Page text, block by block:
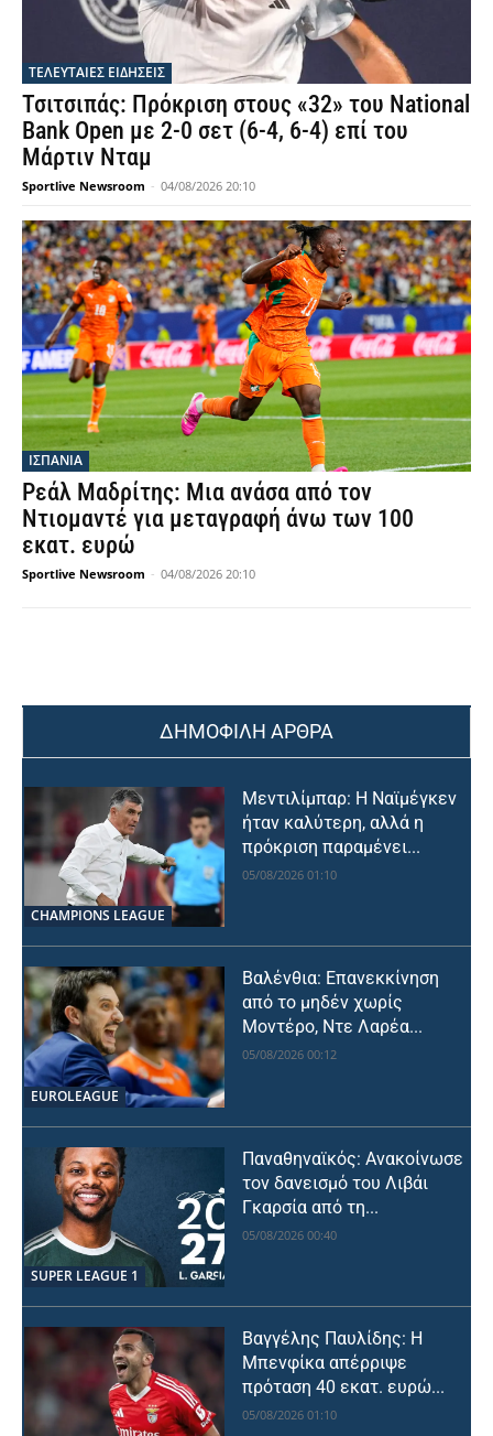
ΤΕΛΕΥΤΑΙΕΣ ΕΙΔΗΣΕΙΣ
Τσιτσιπάς: Πρόκριση στους «32» του National
Bank Open με 2-0 σετ (6-4, 6-4) επί του
Μάρτιν Νταμ
Sportlive Newsroom - 04/08/2026 20:10
ΙΣΠΑΝΙΑ
Ρεάλ Μαδρίτης: Μια ανάσα από τον
Ντιομαντέ για μεταγραφή άνω των 100
εκατ. ευρώ
Sportlive Newsroom - 04/08/2026 20:10
ΔΗΜΟΦΙΛΗ ΑΡΘΡΑ
CHAMPIONS LEAGUE
Μεντιλίμπαρ: Η Ναϊμέγκεν
ήταν καλύτερη, αλλά η
πρόκριση παραμένει...
05/08/2026 01:10
EUROLEAGUE
Βαλένθια: Επανεκκίνηση
από το μηδέν χωρίς
Μοντέρο, Ντε Λαρέα...
05/08/2026 00:12
SUPER LEAGUE 1
Παναθηναϊκός: Ανακοίνωσε
τον δανεισμό του Λιβάι
Γκαρσία από τη...
05/08/2026 00:40
Βαγγέλης Παυλίδης: Η
Μπενφίκα απέρριψε
πρόταση 40 εκατ. ευρώ...
05/08/2026 01:10